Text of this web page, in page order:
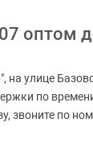
оптом
на улице
по
звоните по